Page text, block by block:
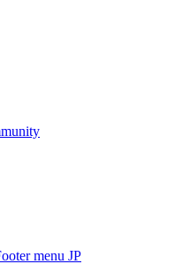
menu JP